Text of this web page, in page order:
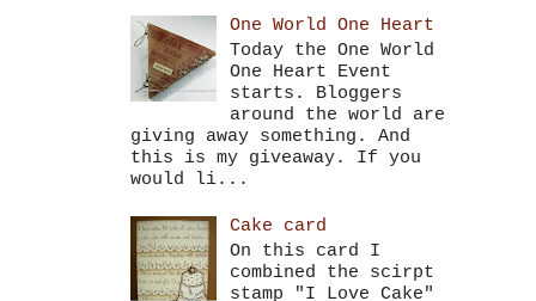
One World One Heart
Today the One World
One Heart Event
starts. Bloggers
around the world are
giving away something. And
this is my giveaway. If you
would li...
Cake card
On this card I
combined the scirpt
stamp "I Love Cake"